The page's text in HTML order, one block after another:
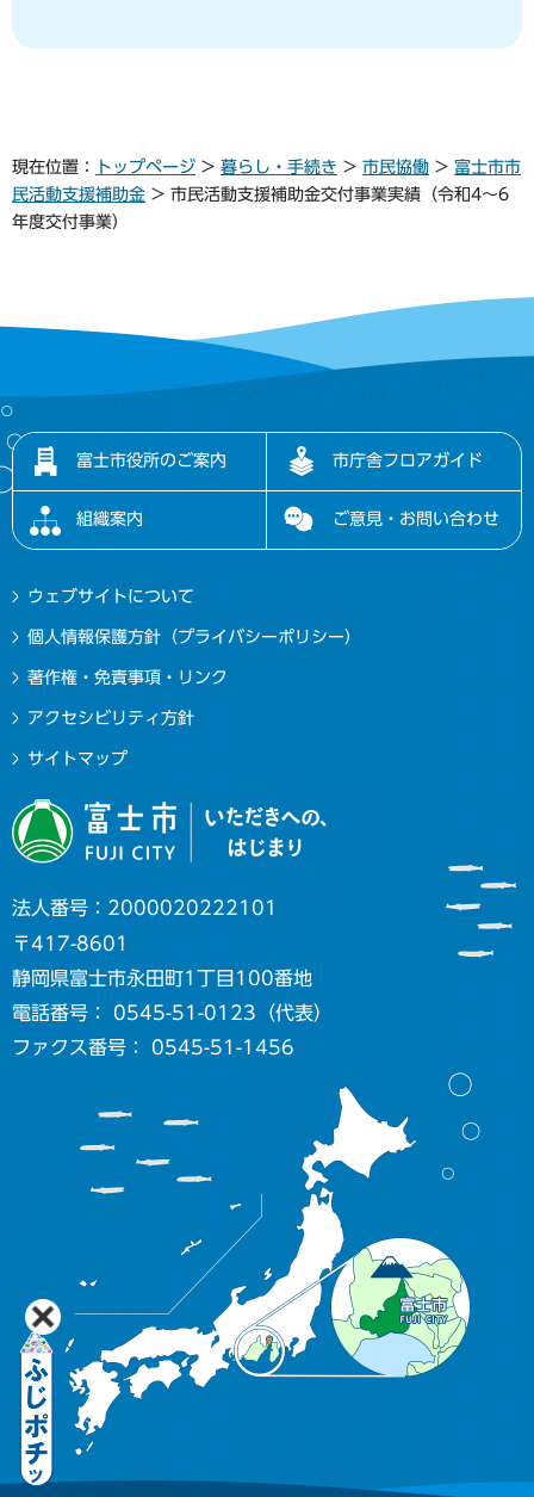
現在位置： トップページ > 暮らし・手続き > 市民協働 > 富士市市
民活動支援補助金 > 市民活動支援補助金交付事業実績（令和4～6
年度交付事業）
富士市役所のご案内 市庁舎フロアガイド
組織案内 ご意見・お問い合わせ
ウェブサイトについて
個人情報保護方針（プライバシーポリシー）
著作権・免責事項・リンク
アクセシビリティ方針
サイトマップ
法人番号：2000020222101
〒417-8601
静岡県富士市永田町1丁目100番地
電話番号： 0545-51-0123（代表）
ファクス番号： 0545-51-1456